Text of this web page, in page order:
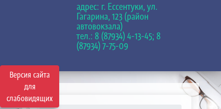
Версия сайта
для
слабовидящих
адрес: г. Ессентуки, ул.
Гагарина, 123 (район
автовокзала)
тел.: 8 (87934) 4-13-45; 8
(87934) 7-75-09